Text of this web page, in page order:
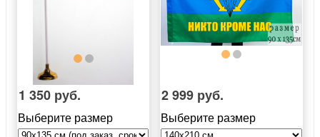
1 350 руб.
Выберите размер
2 999 руб.
Выберите размер